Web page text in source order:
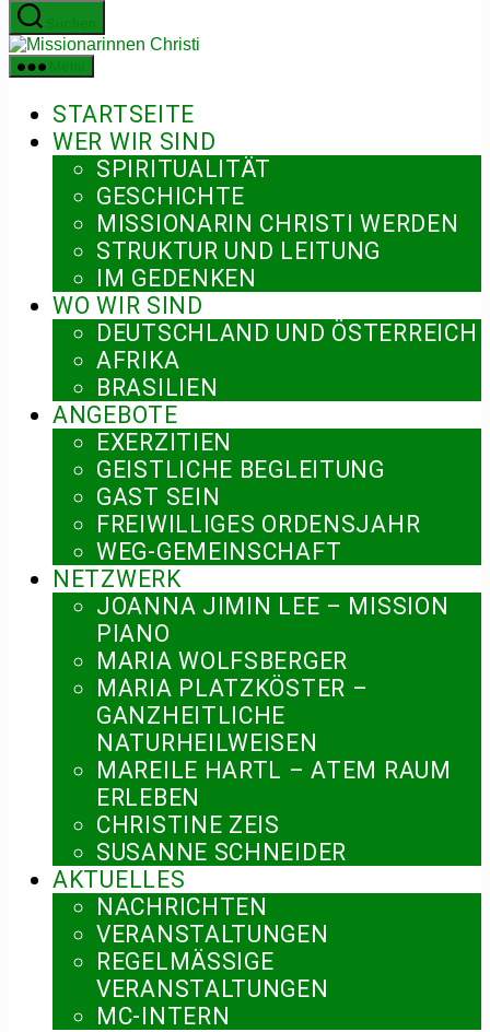
Zum
Inhalt
springen
STARTSEITE
WER WIR SIND
SPIRITUALITÄT
GESCHICHTE
MISSIONARIN CHRISTI WERDEN
STRUKTUR UND LEITUNG
IM GEDENKEN
WO WIR SIND
DEUTSCHLAND UND ÖSTERREICH
AFRIKA
BRASILIEN
ANGEBOTE
EXERZITIEN
GEISTLICHE BEGLEITUNG
GAST SEIN
FREIWILLIGES ORDENSJAHR
WEG-GEMEINSCHAFT
NETZWERK
JOANNA JIMIN LEE – MISSION
PIANO
MARIA WOLFSBERGER
MARIA PLATZKÖSTER –
GANZHEITLICHE
NATURHEILWEISEN
MAREILE HARTL – ATEM RAUM
ERLEBEN
CHRISTINE ZEIS
SUSANNE SCHNEIDER
AKTUELLES
NACHRICHTEN
VERANSTALTUNGEN
REGELMÄSSIGE V
ERANSTALTUNGEN
MC-INTERN